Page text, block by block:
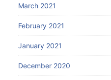
March 2021
February 2021
January 2021
December 2020